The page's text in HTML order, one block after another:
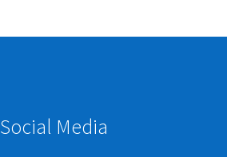
Social Media